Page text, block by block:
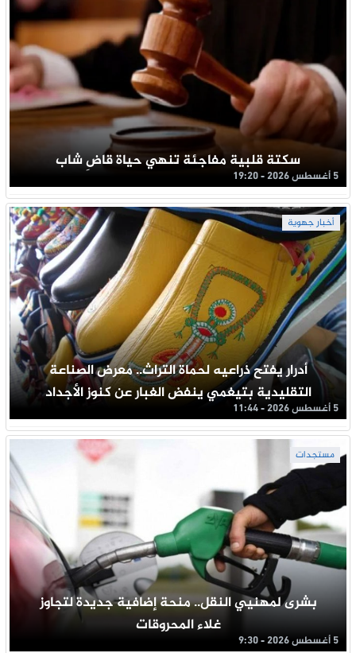
سكتة قلبية مفاجئة تنهي حياة قاضِ شاب
5 أغسطس 2026 - 19:20
أخبار جهوية
أدرار يفتح ذراعيه لحماة التراث.. معرض الصناعة
التقليدية بتيغمي ينفض الغبار عن كنوز الأجداد
5 أغسطس 2026 - 11:44
مستجدات
بشرى لمهنيي النقل.. منحة إضافية جديدة لتجاوز
غلاء المحروقات
5 أغسطس 2026 - 9:30